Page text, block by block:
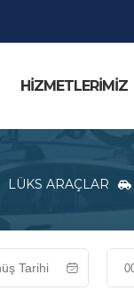
HİZMETLERİMİZ
LÜKS ARAÇLAR